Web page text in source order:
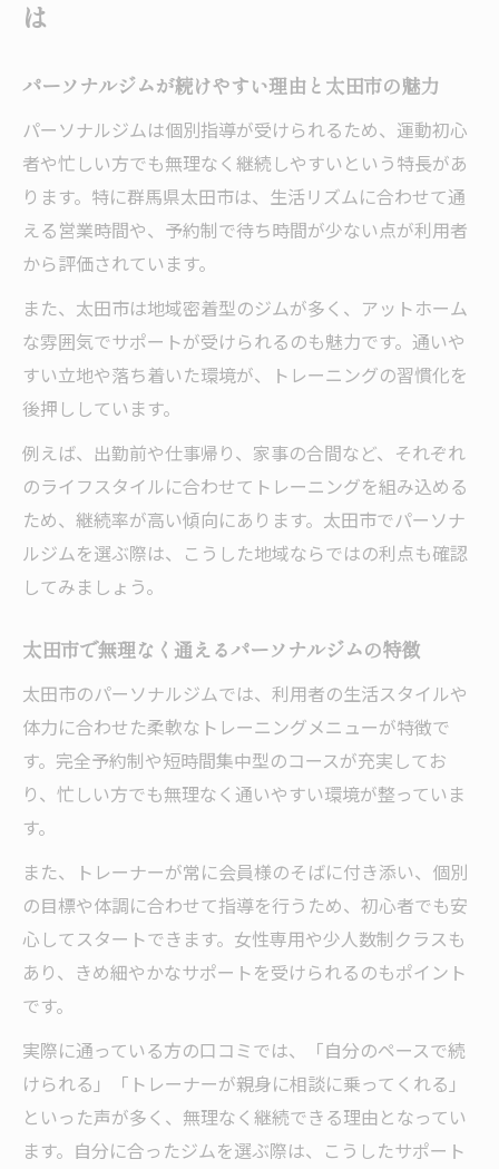
は
パーソナルジムが続けやすい理由と太田市の魅力
パーソナルジムは個別指導が受けられるため、運動初心
者や忙しい方でも無理なく継続しやすいという特長があ
ります。特に群馬県太田市は、生活リズムに合わせて通
える営業時間や、予約制で待ち時間が少ない点が利用者
から評価されています。
また、太田市は地域密着型のジムが多く、アットホーム
な雰囲気でサポートが受けられるのも魅力です。通いや
すい立地や落ち着いた環境が、トレーニングの習慣化を
後押ししています。
例えば、出勤前や仕事帰り、家事の合間など、それぞれ
のライフスタイルに合わせてトレーニングを組み込める
ため、継続率が高い傾向にあります。太田市でパーソナ
ルジムを選ぶ際は、こうした地域ならではの利点も確認
してみましょう。
太田市で無理なく通えるパーソナルジムの特徴
太田市のパーソナルジムでは、利用者の生活スタイルや
体力に合わせた柔軟なトレーニングメニューが特徴で
す。完全予約制や短時間集中型のコースが充実してお
り、忙しい方でも無理なく通いやすい環境が整っていま
す。
また、トレーナーが常に会員様のそばに付き添い、個別
の目標や体調に合わせて指導を行うため、初心者でも安
心してスタートできます。女性専用や少人数制クラスも
あり、きめ細やかなサポートを受けられるのもポイント
です。
実際に通っている方の口コミでは、「自分のペースで続
けられる」「トレーナーが親身に相談に乗ってくれる」
といった声が多く、無理なく継続できる理由となってい
ます。自分に合ったジムを選ぶ際は、こうしたサポート